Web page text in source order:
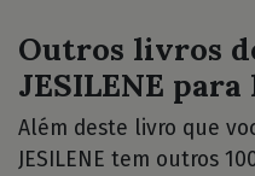
Outros livros
JESILENE
Além deste livro que
JESILENE tem outros